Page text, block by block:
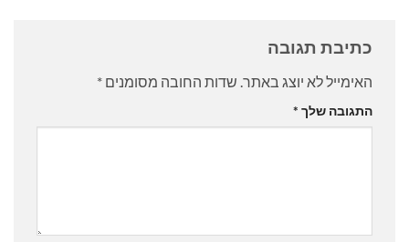
כתיבת תגובה
האימייל לא יוצג באתר. שדות החובה מסומנים *
התגובה שלך *